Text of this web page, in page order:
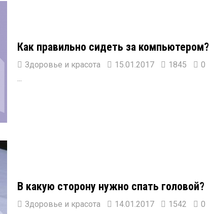
Как правильно сидеть за компьютером?
Здоровье и красота 15.01.2017 1845 0
В какую сторону нужно спать головой?
Здоровье и красота 14.01.2017 1542 0